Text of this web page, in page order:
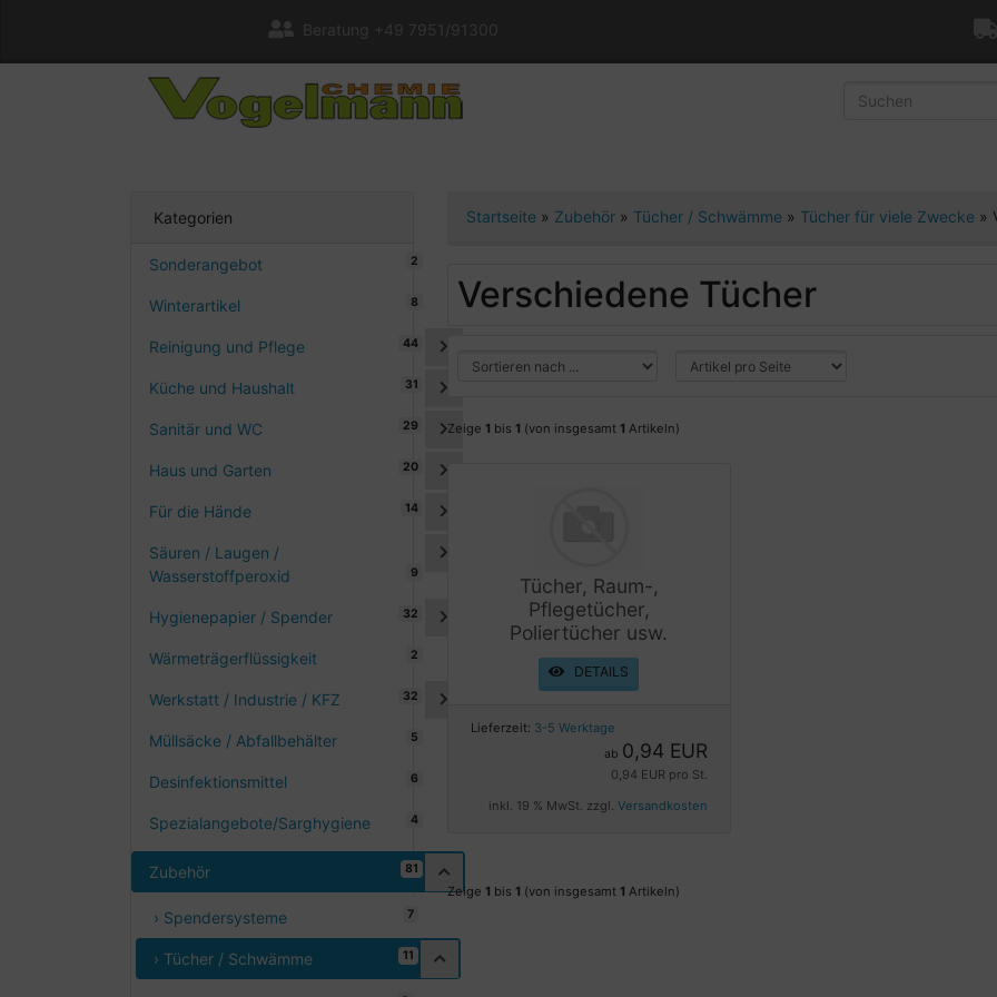
Beratung +49 7951/91300
Kategorien
Sonderangebot 2
Winterartikel 8
Reinigung und Pflege 44
Küche und Haushalt 31
Sanitär und WC 29
Haus und Garten 20
Für die Hände 14
Säuren / Laugen /
Wasserstoffperoxid
9
Hygienepapier / Spender 32
Wärmeträgerflüssigkeit 2
Werkstatt / Industrie / KFZ 32
Müllsäcke / Abfallbehälter 5
Desinfektionsmittel 6
Spezialangebote/Sarghygiene 4
Zubehör 81
› Spendersysteme 7
› Tücher / Schwämme 11
Startseite » Zubehör » Tücher / Schwämme » Tücher für viele Zwecke »
Verschiedene Tücher
Zeige 1 bis 1 (von insgesamt 1 Artikeln)
Tücher, Raum-,
Pflegetücher,
Poliertücher usw.
DETAILS
Lieferzeit: 3-5 Werktage
ab 0,94 EUR
0,94 EUR pro St.
inkl. 19 % MwSt. zzgl. Versandkosten
Zeige 1 bis 1 (von insgesamt 1 Artikeln)